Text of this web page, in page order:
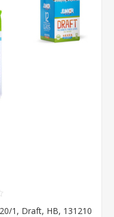
1, Draft, HB, 131210